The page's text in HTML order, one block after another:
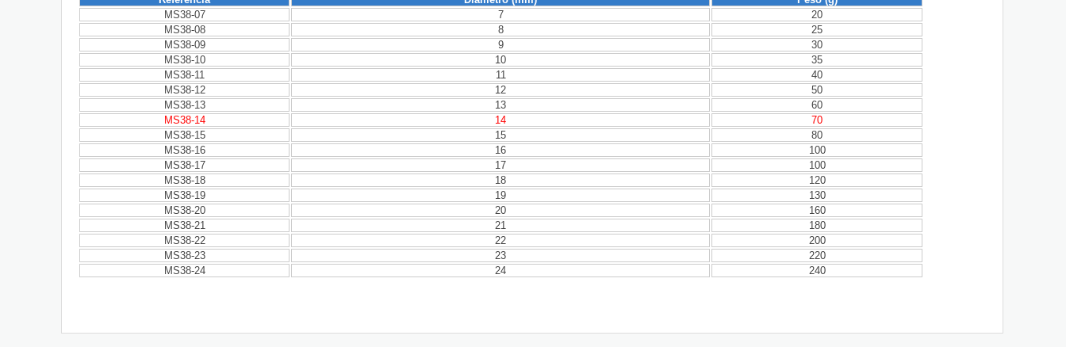
MS38-07
7
20
MS38-08
8
25
MS38-09
9
30
MS38-10
10
35
MS38-11
11
40
MS38-12
12
50
MS38-13
13
60
MS38-14
14
70
MS38-15
15
80
MS38-16
16
100
MS38-17
17
100
MS38-18
18
120
MS38-19
19
130
MS38-20
20
160
MS38-21
21
180
MS38-22
22
200
MS38-23
23
220
MS38-24
24 240